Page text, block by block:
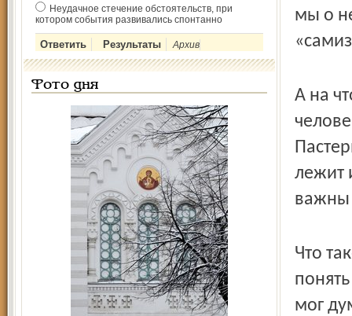
Неудачное стечение обстоятельств, при
котором события развивались спонтанно
Архив
Фото дня
мы о
А на
лежит
важны
Что
мог